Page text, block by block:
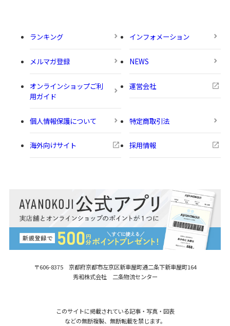
〒606-8375 京都府京都市左京区新車屋町通二条下新車屋町164
秀和株式会社 二条物流センター
ランキング インフォメーション
メルマガ登録 NEWS
オンラインショップご利
用ガイド
運営会社
個人情報保護について 特定商取引法
海外向けサイト 採用情報
このサイトに掲載されている記事・写真・図表
などの無断複製、無断転載を禁じます。